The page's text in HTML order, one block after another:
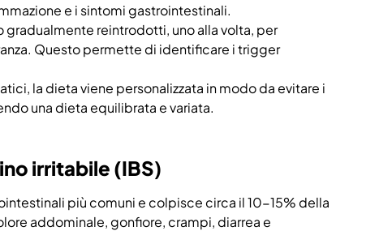
e i sintomi gastrointestinali.
gradualmente reintrodotti, uno alla volta, per
Questo permette di identificare i trigger
la dieta viene personalizzata in modo da evitare i
una dieta equilibrata e variata.
irritabile (IBS)
più comuni e colpisce circa il 10-15% della
addominale, gonfiore, crampi, diarrea e